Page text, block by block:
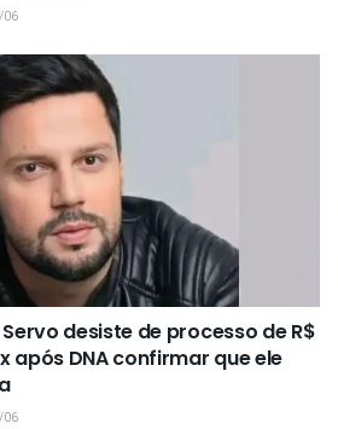
06
desiste de processo de R$
após DNA confirmar que ele
06